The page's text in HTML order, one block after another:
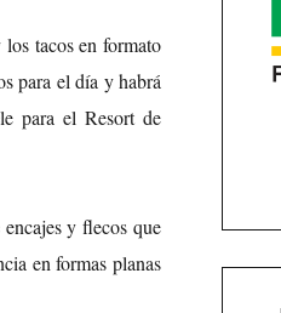
tacos en formato
para el día y habrá
para el Resort de
y flecos que
en formas planas